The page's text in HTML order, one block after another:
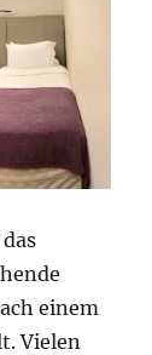
einem
Vielen